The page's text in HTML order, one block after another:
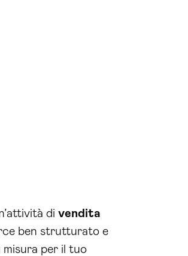
di vendita
ben strutturato e
misura per il tuo